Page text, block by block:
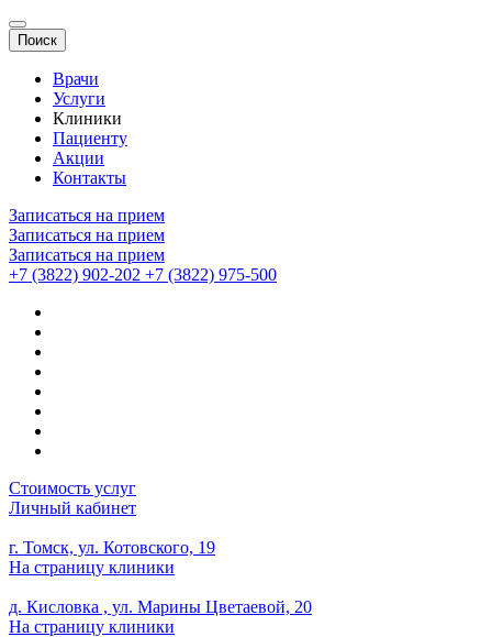
Поиск
Врачи
Услуги
Клиники
Пациенту
Акции
Контакты
Записаться на прием
Записаться на прием
Записаться на прием
+7 (3822) 902-202 +7 (3822) 975-500
Стоимость услуг
Личный кабинет
г. Томск, ул. Котовского, 19
На страницу клиники
д. Кисловка , ул. Марины Цветаевой, 20
На страницу клиники